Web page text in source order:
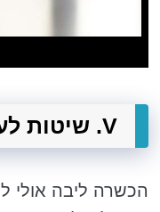
V. שיטות לעשות הכשרה ליבה
הכשרה ליבה אולי